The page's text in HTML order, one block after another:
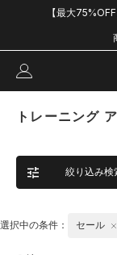
【最大
トレーニング
絞り込み検
選択中の条件： セール